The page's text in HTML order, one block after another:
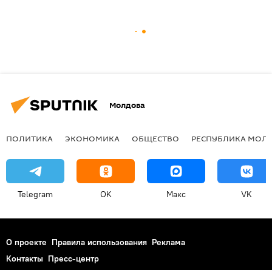
Молдова
ПОЛИТИКА ЭКОНОМИКА ОБЩЕСТВО РЕСПУБЛИКА
Telegram OK Макс VK
О проекте Правила использования Реклама
Контакты Пресс-центр